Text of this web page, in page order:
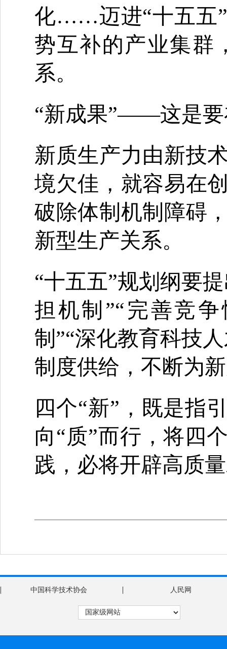
化……迈进“十五五”
势互补的产业集群
系。
“新成果”——这是要
新质生产力由新技
境欠佳，就容易在
破除体制机制障碍
新型生产关系。
“十五五”规划纲要
担机制”“完善竞
制”“深化教育科技
制度供给，不断为
四个“新”，既是指
向“质”而行，将四
践，必将开辟高质
| 中国科学技术协会 | 人民网